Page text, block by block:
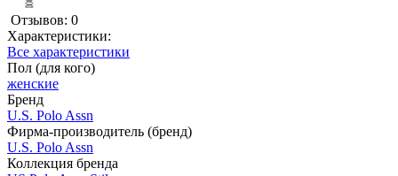
Отзывов: 0
Характеристики:
Все характеристики
Пол (для кого)
женские
Бренд
U.S. Polo Assn
Фирма-производитель (бренд)
U.S. Polo Assn
Коллекция бренда